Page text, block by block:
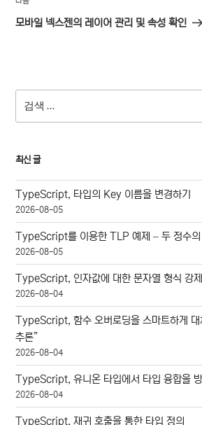
음
모바일 넥스젠의 레이어 관리 및 속성 확인
색:
최신 글
TypeScript, 타입의 Key 이름을 변경하기
2026-08-05
TypeScript를 이용한 TLP 예제 – 두 정수의
2026-08-05
TypeScript, 인자값에 대한 문자열 형식 강제
2026-08-04
TypeScript, 함수 오버로딩을 스마트하게 대
추론”
2026-08-04
TypeScript, 유니온 타입에서 타입 융합을
2026-08-04
TypeScript, 재귀 호출을 통한 타입 정의